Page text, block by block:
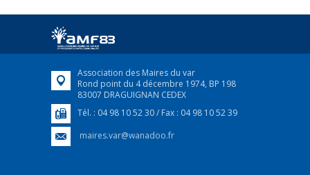
Afin d’accompagner au mieux les réfugiés
FEUILLETER
Association des Maires du var
Rond point du 4 décembre 1974, BP 198
83007 DRAGUIGNAN CEDEX
Tél. : 04 98 10 52 30 / Fax : 04 98 10 52 39
maires.var@wanadoo.fr